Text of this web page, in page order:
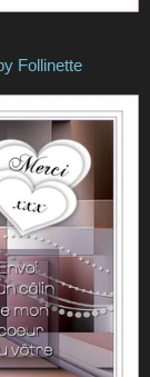
Felinec31